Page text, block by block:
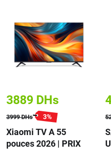
3889 DHs
3999DHs 3%
Xiaomi TV A 55
pouces 2026 | PRIX